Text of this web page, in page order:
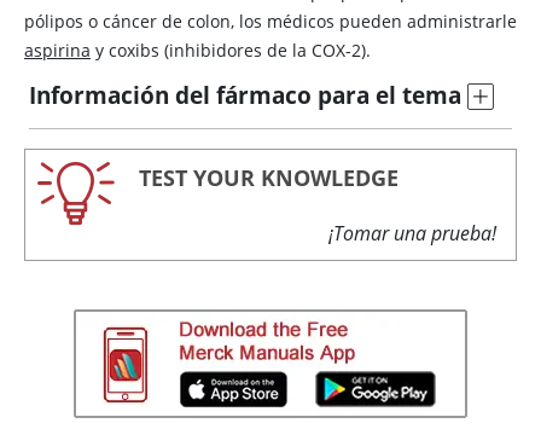
pólipos o cáncer de colon, los médicos pueden administrarle
aspirina y coxibs (inhibidores de la COX-2).
Información del fármaco para el tema
TEST YOUR KNOWLEDGE
¡Tomar una prueba!